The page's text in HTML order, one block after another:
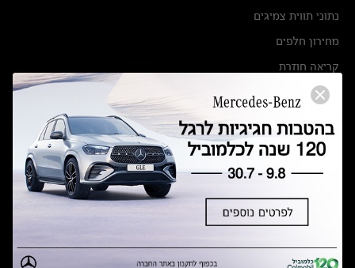
נתוני תווית צמיגים
מחירון חלפים
קריאה חוזרת
הודעה על הטבות לרכבי מרצדס בהסדר פשרה בתצ 56447-02-19
תקנון ימי מכירות 120 לכלמוביל
מצאו אותנו
אולמות תצוגה